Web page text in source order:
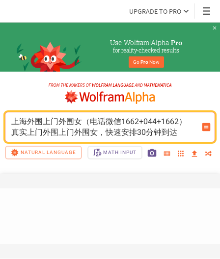
UPGRADE TO PRO
Use Wolfram|Alpha Pro
for reality-checked results
Go Pro Now
上海外围上门外围女（电话微信1662+044+1662）
真实上门外围上门外围女，快速安排30分钟到达
NATURAL LANGUAGE MATH INPUT